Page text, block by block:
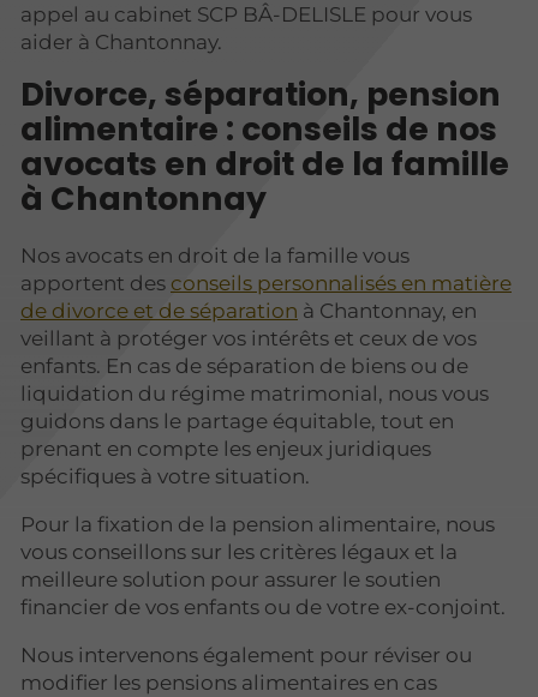
appel au cabinet SCP BÂ-DELISLE pour vous
aider à Chantonnay.
Divorce, séparation, pension
alimentaire : conseils de nos
avocats en droit de la famille
à Chantonnay
Nos avocats en droit de la famille vous
apportent des conseils personnalisés en matière
de divorce et de séparation à Chantonnay, en
veillant à protéger vos intérêts et ceux de vos
enfants. En cas de séparation de biens ou de
liquidation du régime matrimonial, nous vous
guidons dans le partage équitable, tout en
prenant en compte les enjeux juridiques
spécifiques à votre situation.
Pour la fixation de la pension alimentaire, nous
vous conseillons sur les critères légaux et la
meilleure solution pour assurer le soutien
financier de vos enfants ou de votre ex-conjoint.
Nous intervenons également pour réviser ou
modifier les pensions alimentaires en cas